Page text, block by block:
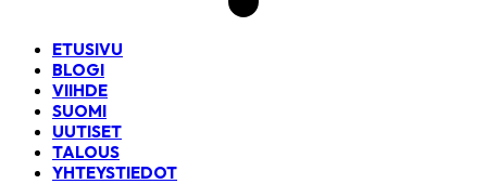
ETUSIVU
BLOGI
VIIHDE
SUOMI
UUTISET
TALOUS
YHTEYSTIEDOT